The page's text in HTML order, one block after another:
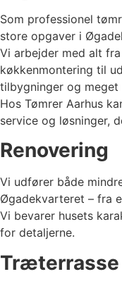
Som professionel
store opgaver i
Vi arbejder med alt
køkkenmontering til
tilbygninger og meget
Hos Tømrer Aarhus
service og løsninger,
Renovering
Vi udfører både
Øgadekvarteret – fra
Vi bevarer husets
for detaljerne.
Træterrasse